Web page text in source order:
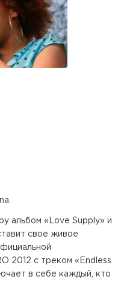
альбом «Love Supply» и
свое живое
2012 с треком «Endless
в себе каждый, кто